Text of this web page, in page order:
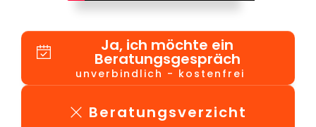
Ja, ich möchte ein
Beratungsgespräch
unverbindlich - kostenfrei
Beratungsverzicht